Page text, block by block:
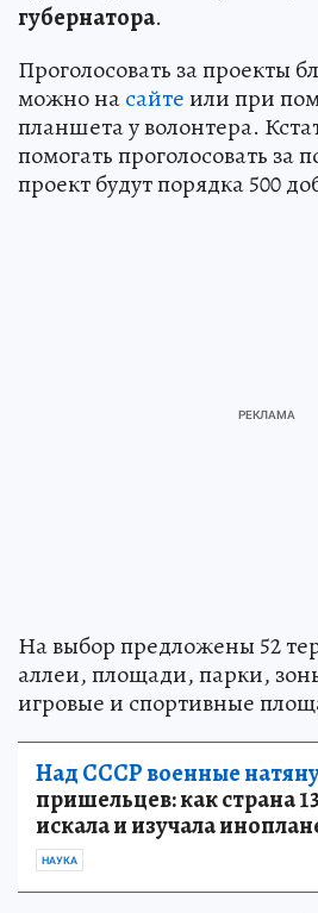
губернатора.
Проголосовать за проекты
можно насайтеили при
планшета у волонтера.
помогать проголосовать за
проект будут порядка 500
На выбор предложены 52
аллеи, площади, парки,
игровые и спортивные
Над СССР военные
пришельцев: как страна
искала и изучала
НАУКА